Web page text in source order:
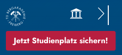
Jetzt Studienplatz sichern!